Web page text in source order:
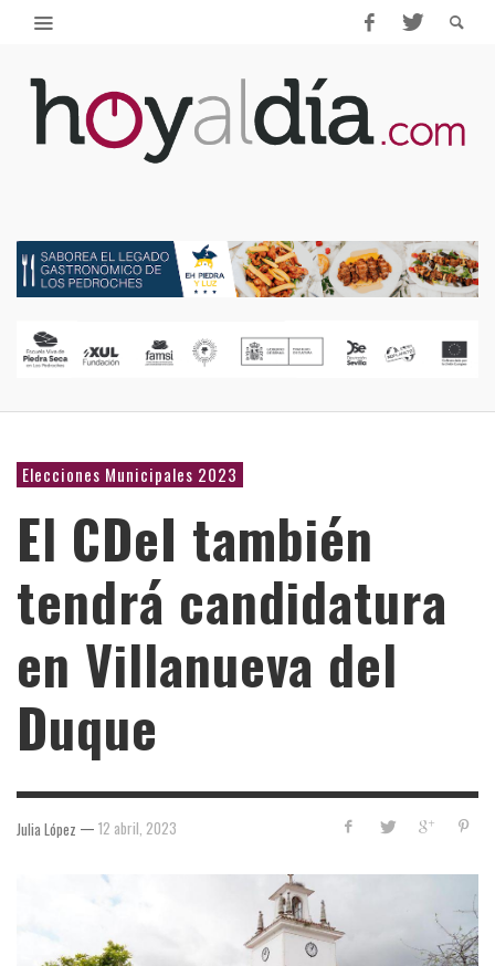
Elecciones Municipales 2023
El CDeI también
tendrá candidatura
en Villanueva del
Duque
Julia López — 12 abril, 2023